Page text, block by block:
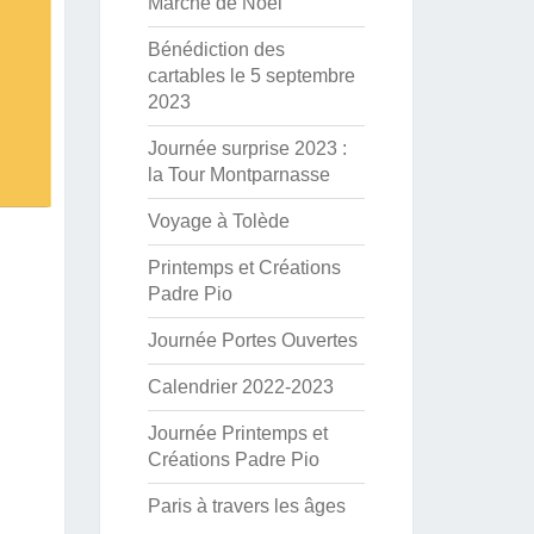
Bénédiction des
cartables le 5 septembre
2023
Journée surprise 2023 :
la Tour Montparnasse
Voyage à Tolède
Printemps et Créations
Padre Pio
Journée Portes Ouvertes
Calendrier 2022-2023
Journée Printemps et
Créations Padre Pio
Paris à travers les âges